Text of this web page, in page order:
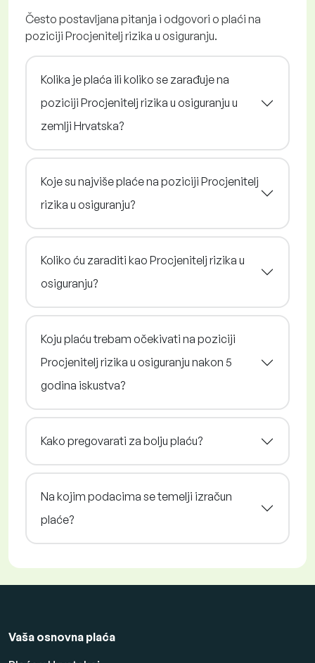
Često postavljana pitanja i odgovori o plaći na
poziciji Procjenitelj rizika u osiguranju.
Kolika je plaća ili koliko se zarađuje na
poziciji Procjenitelj rizika u osiguranju u
zemlji Hrvatska?
Koje su najviše plaće na poziciji Procjenitelj
rizika u osiguranju?
Koliko ću zaraditi kao Procjenitelj rizika u
osiguranju?
Koju plaću trebam očekivati na poziciji
Procjenitelj rizika u osiguranju nakon 5
godina iskustva?
Kako pregovarati za bolju plaću?
Na kojim podacima se temelji izračun
plaće?
Vaša osnovna plaća